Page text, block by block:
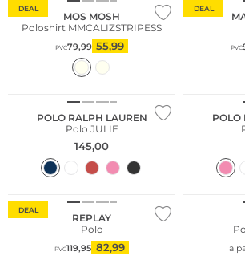
DEAL
MOS MOSH
Poloshirt MMCALIZSTRIPESS
PVC79,99 55,99
DEAL
PVC
POLO RALPH LAUREN
Polo JULIE
145,00
POLO
DEAL
REPLAY
Polo
PVC119,95 82,99 a